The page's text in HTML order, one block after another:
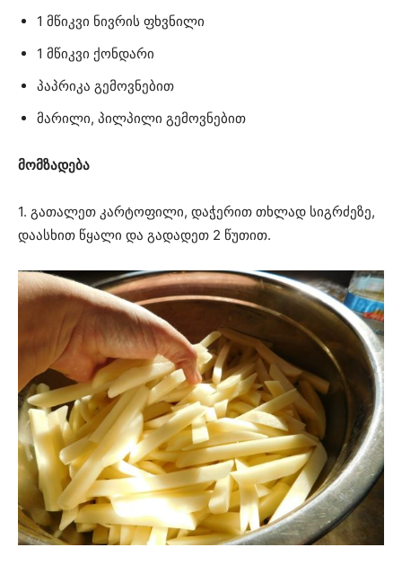
1 მწიკვი ნივრის ფხვნილი
1 მწიკვი ქონდარი
პაპრიკა გემოვნებით
მარილი, პილპილი გემოვნებით
მომზადება
1. გათალეთ კარტოფილი, დაჭერით თხლად სიგრძეზე,
დაასხით წყალი და გადადეთ 2 წუთით.